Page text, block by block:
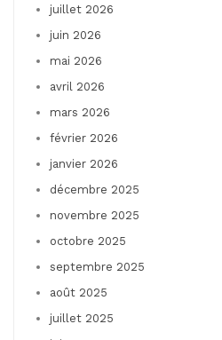
juillet 2026
juin 2026
mai 2026
avril 2026
mars 2026
février 2026
janvier 2026
décembre 2025
novembre 2025
octobre 2025
septembre 2025
août 2025
juillet 2025